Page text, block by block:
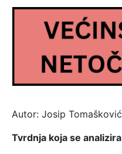
Autor: Josip Tomašković
Tvrdnja koja se analizira